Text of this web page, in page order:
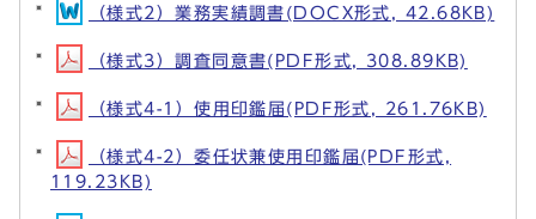
（様式2）業務実績調書(DOCX形式, 42.68KB)
（様式3）調査同意書(PDF形式, 308.89KB)
（様式4-1）使用印鑑届(PDF形式, 261.76KB)
（様式4-2）委任状兼使用印鑑届(PDF形式,
119.23KB)